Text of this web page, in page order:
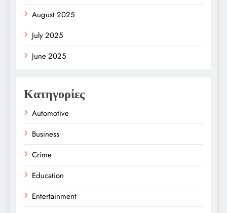
August 2025
July 2025
June 2025
Κατηγορίες
Automotive
Business
Crime
Education
Entertainment